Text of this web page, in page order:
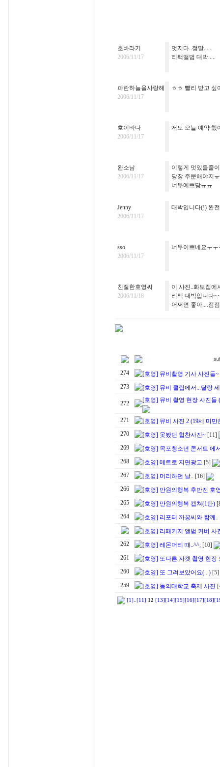
호바라기
2006/11/17
멋지다..정말......
리팩앨범 대박.....
파란하늘을사랑해
2006/11/17
ㅎㅎ 빨리 받고 싶
호이바다
2006/11/17
저도 오늘 예약 했
완소남
2006/11/17
이렇게 멋있을줄
당장 주문해야지
너무예쁘당ㅠㅠ
Jenny
2006/11/17
대박입니다(!) 완
sso
2006/11/17
너무이쁘네요ㅜㅜ
친절한호영씨
2006/11/18
이 사진..화보집에
리팩 대박입니다
어쩌면 좋아....점
274
[호영] 뮤비촬영 기사 사진들~
273
[호영] 뮤비 클립에서...달랑
272 [호영] 뮤비 촬영 현장 사진들
271
[호영] 뮤비 사진 2 (19세 미
270
[호영] 못봤던 협찬사진~ [11]
269
[호영] 목포청소년 콘서트 에
268
[호영] 메트로 지면광고 [5]
267
[호영] 머리하던 날.. [16]
266
[호영] 만원의행복 후반전 호
265
[호영] 만원의행복 캡쳐(1탄)
264
[호영] 리포터 까꿍씨와 함께..
[호영] 리패키지 앨범 커버 사
262
[호영] 레몬머리 때..^^; [10]
261
[호영] 또다른 자켓 촬영 현장
260
[호영] 또 그려보았어요(...) [5]
259
[호영] 동의대학교 축제 사진
[1] [11] 12 [13] [14] [15] [16] [17] [18]